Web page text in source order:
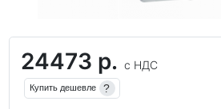
24473 р. с НДС
Купить дешевле ?